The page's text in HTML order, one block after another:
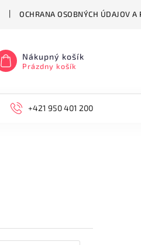
OCHRANA OSOBNÝCH ÚDAJOV A
Nákupný košík
Prázdny košík
KONTAKT VŠEOBECNÉ
+421 950 401 200